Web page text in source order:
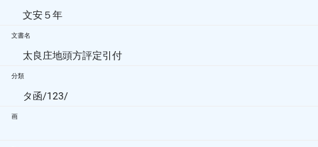
文安５年
文書名
太良庄地頭方評定引付
分類
タ函/123/
画